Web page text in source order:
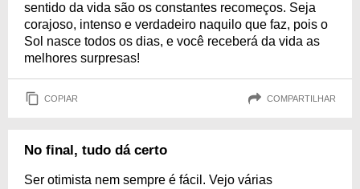
sentido da vida são os constantes recomeços. Seja
corajoso, intenso e verdadeiro naquilo que faz, pois o
Sol nasce todos os dias, e você receberá da vida as
melhores surpresas!
COPIAR COMPARTILHAR
No final, tudo dá certo
Ser otimista nem sempre é fácil. Vejo várias